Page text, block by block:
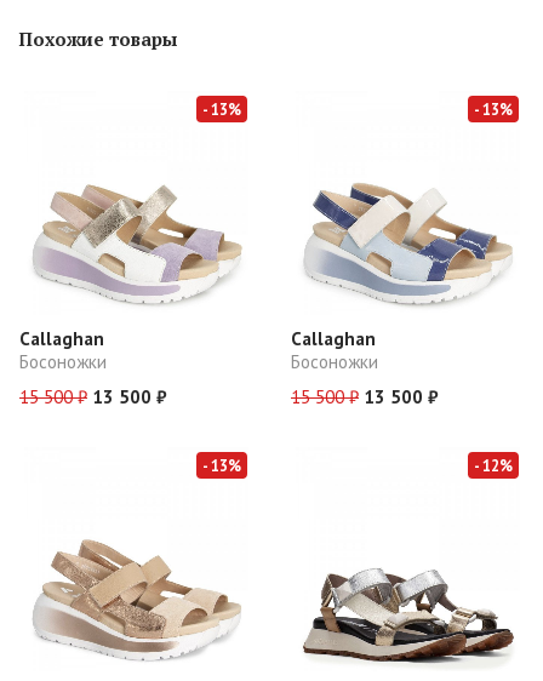
Похожие товары
- 13%
Callaghan
Босоножки
15 500 ₽ 13 500 ₽
- 13%
Callaghan
Босоножки
15 500 ₽ 13 500 ₽
- 13% - 12%